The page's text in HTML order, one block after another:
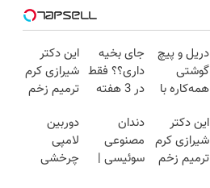
دریل و پیچ
گوشتی
همه‌کاره با
هوشمند ⚙️
(نصف
قیمت بازار
جای بخیه
داری؟؟ فقط
در 3 هفته
کن!😍
این دکتر
شیرازی کرم
ترمیم زخم
ساخت!!!
این دکتر
شیرازی کرم
ترمیم زخم
دندان
مصنوعی
سوئیسی |
دوربین
لامپی
چرخشی